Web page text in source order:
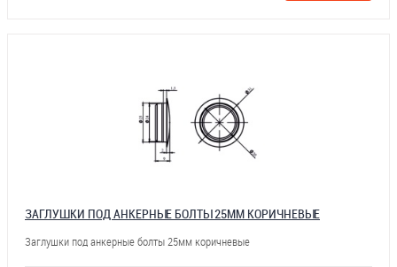
ЗАГЛУШКИ ПОД АНКЕРНЫЕ БОЛТЫ 25ММ КОРИЧНЕВЫЕ
Заглушки под анкерные болты 25мм коричневые